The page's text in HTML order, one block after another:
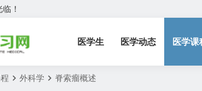
！
医学生 医学动态 医学课
外科学 脊索瘤概述